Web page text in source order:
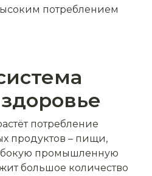
потреблением
потребление
продуктов – пищи,
промышленную
большое количество